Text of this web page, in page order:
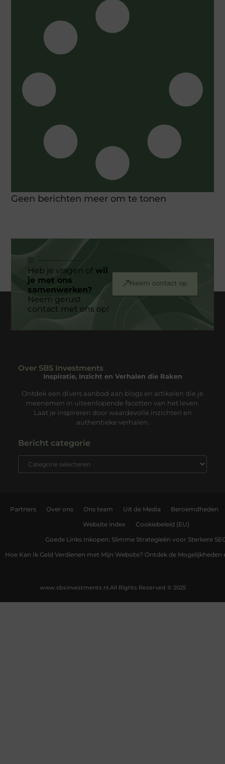
Geen berichten meer om te tonen
Heb je vragen ofwil
je met ons
samenwerken?
Neem gerust
contact met ons op!
Neem contact op
Over SBS Investments
Inspiratie, Inzicht en Verhalen die Raken
Ontdek een divers aanbod aan blogs en artikelen die je
meenemen in uiteenlopende facetten van het leven.
Laat je inspireren door waardevolle inzichten en
authentieke verhalen.
Bericht categorie
Partners Over ons Ons team Uit de Media Beroemdheden
Website index Cookiebeleid (EU)
Goede Links Inkopen: Slimme Strategieën voor Sterkere
Hoe Kan Ik Geld Verdienen met Mijn Website? Ontdek de Mogelijkheden
All Rights Reserved © 2025
www.sbsinvestments.nl.